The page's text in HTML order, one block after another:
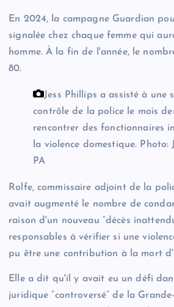
En 2024, la campagne Guardian
signalée chez chaque femme qui
homme. À la fin de l'année, le
80.
Jess Phillips a assisté à une
contrôle de la police le mois
rencontrer des fonctionnaires
la violence domestique. Photo:
PA
Rolfe, commissaire adjoint de la
avait augmenté le nombre de
raison d'un nouveau “décès
responsables à vérifier si une
pu être une contribution à la mort
Elle a dit qu'il y avait eu un défi
juridique “controversé” de la